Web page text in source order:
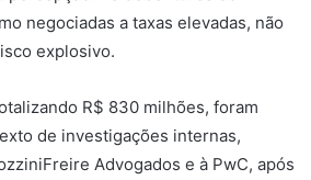
negociadas a taxas elevadas, não
explosivo.
R$ 830 milhões, foram
de investigações internas,
Advogados e à PwC, após